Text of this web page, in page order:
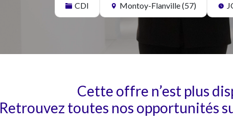
CDI Montoy-Flanville (57)
Cette offre n’est plus
Retrouvez toutes nos opportunités